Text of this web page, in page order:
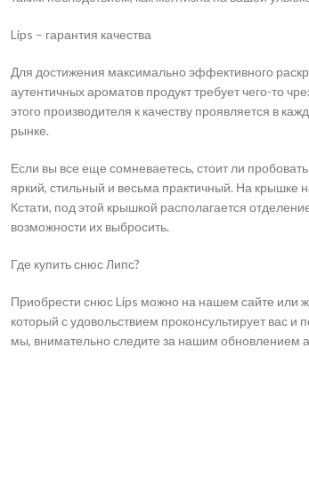
Lips – гарантия качества
Для достижения максимально эффективного
аутентичных ароматов продукт требует чего-то
этого производителя к качеству проявляется в
рынке.
Если вы все еще сомневаетесь, стоит ли
яркий, стильный и весьма практичный. На крышке
Кстати, под этой крышкой располагается
возможности их выбросить.
Где купить снюс Липс?
Приобрести снюс Lips можно на нашем сайте или
который с удовольствием проконсультирует вас
мы, внимательно следите за нашим обновлением